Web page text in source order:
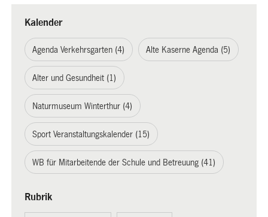
Kalender
Agenda Verkehrsgarten (4) Alte Kaserne Agenda (5)
Alter und Gesundheit (1)
Naturmuseum Winterthur (4)
Sport Veranstaltungskalender (15)
WB für Mitarbeitende der Schule und Betreuung (41)
Rubrik